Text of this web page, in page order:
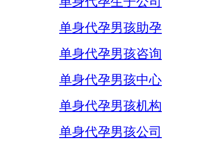
单身代孕男孩助孕
单身代孕男孩咨询
单身代孕男孩中心
单身代孕男孩机构
单身代孕男孩公司